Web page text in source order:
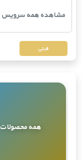
قبلی
همه محصولات